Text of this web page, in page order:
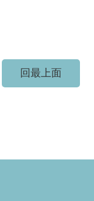
回最上面